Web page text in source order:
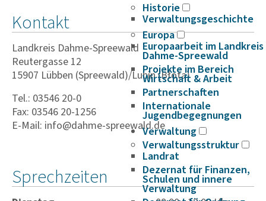
Historie
Verwaltungsgeschichte
Europa
Europaarbeit im Landkreis
Dahme-Spreewald
Projekte im Bereich
Wirtschaft & Arbeit
Partnerschaften
Internationale
Jugendbegegnungen
Verwaltung
Verwaltungsstruktur
Landrat
Dezernat für Finanzen,
Schulen und innere
Verwaltung
Kontakt
Landkreis Dahme-Spreewald
Reutergasse 12
15907 Lübben (Spreewald)/Lubin (Błota)
Tel.: 03546 20-0
Fax: 03546 20-1256
E-Mail: info@dahme-spreewald.de
Sprechzeiten